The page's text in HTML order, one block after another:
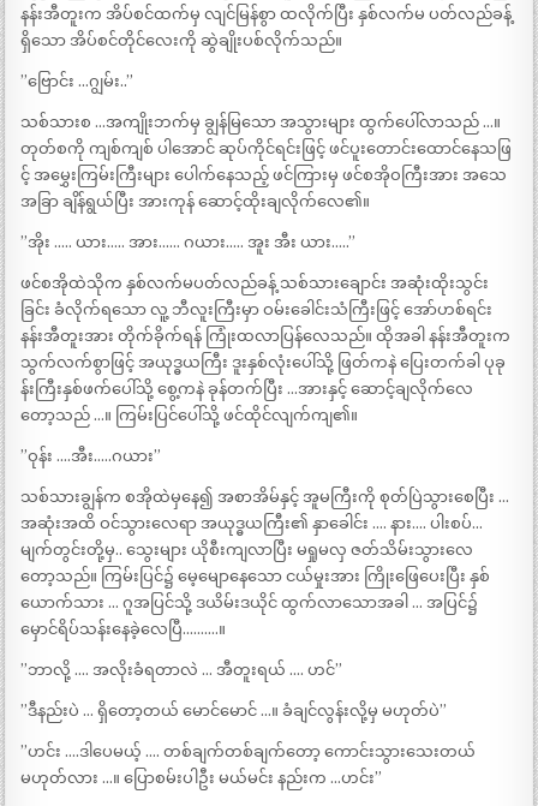
နန်းအီတူးက အိပ်စင်ထက်မှ လျင်မြန်စွာ ထလိုက်ပြီး နှစ်လက်မ ပတ်လည်ခန့်
ရှိသော အိပ်စင်တိုင်လေးကို ဆွဲချိုးပစ်လိုက်သည်။
”ဗြောင်း …ဂျွမ်း..”
သစ်သားစ …အကျိုးဘက်မှ ချွန်မြသော အသွားများ ထွက်ပေါ်လာသည် …။
တုတ်စကို ကျစ်ကျစ် ပါအောင် ဆုပ်ကိုင်ရင်းဖြင့် ဖင်ပူးတောင်းထောင်နေသဖြ
င့် အမွှေးကြမ်းကြီးများ ပေါက်နေသည့် ဖင်ကြားမှ ဖင်စအိုဝကြီးအား အသေ
အခြာ ချိန်ရွယ်ပြီး အားကုန် ဆောင့်ထိုးချလိုက်လေ၏။
”အိုး ….. ယား….. အား…… ဂယား….. အူး အီး ယား…..”
ဖင်စအိုထဲသိုက နှစ်လက်မပတ်လည်ခန့် သစ်သားချောင်း အဆုံးထိုးသွင်း
ခြင်း ခံလိုက်ရသော လူ့ ဘီလူးကြီးမှာ ဝမ်းခေါင်းသံကြီးဖြင့် အော်ဟစ်ရင်း
နန်းအီတူးအား တိုက်ခိုက်ရန် ကြုံးထလာပြန်လေသည်။ ထိုအခါ နန်းအီတူးက
သွက်လက်စွာဖြင့် အယုဒ္ဓယကြီး ဒူးနှစ်လုံးပေါ်သို့ ဖြတ်ကနဲ ပြေးတက်ခါ ပုခု
န်းကြီးနှစ်ဖက်ပေါ်သို့ စွေ့ကနဲ ခုန်တက်ပြီး …အားနှင့် ဆောင့်ချလိုက်လေ
တော့သည် …။ ကြမ်းပြင်ပေါ်သို့ ဖင်ထိုင်လျက်ကျ၏။
”ဝုန်း ….အီး…..ဂယား”
သစ်သားချွန်က စအိုထဲမှနေ၍ အစာအိမ်နှင့် အူမကြီးကို စုတ်ပြဲသွားစေပြီး …
အဆုံးအထိ ဝင်သွားလေရာ အယုဒ္ဓယကြီး၏ နှာခေါင်း …. နား…. ပါးစပ်…
မျက်တွင်းတို့မှ.. သွေးများ ယိုစီးကျလာပြီး မရှုမလှ ဇတ်သိမ်းသွားလေ
တော့သည်။ ကြမ်းပြင်၌ မေ့မျောနေသော ငယ်မှုးအား ကြိုးဖြေပေးပြီး နှစ်
ယောက်သား … ဂူအပြင်သို့ ဒယိမ်းဒယိုင် ထွက်လာသောအခါ … အပြင်၌
မှောင်ရိပ်သန်းနေခဲ့လေပြီ……….။
”ဘာလို့ …. အလိုးခံရတာလဲ … အီတူးရယ် …. ဟင်”
”ဒီနည်းပဲ … ရှိတော့တယ် မောင်မောင် …။ ခံချင်လွန်းလို့မှ မဟုတ်ပဲ”
”ဟင်း ….ဒါပေမယ့် …. တစ်ချက်တစ်ချက်တော့ ကောင်းသွားသေးတယ်
မဟုတ်လား …။ ပြောစမ်းပါဦး မယ်မင်း နည်းက …ဟင်း”